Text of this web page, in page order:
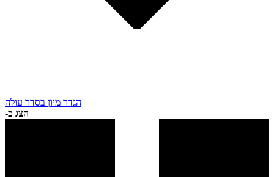
הגדר מיון בסדר עולה
הצג כ-